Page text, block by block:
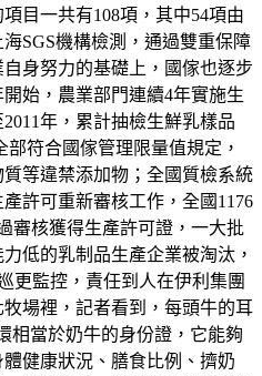
目一共有108項，其中54項由
SGS機構檢測，通過雙重保障
身努力的基礎上，國傢也逐步
始，農業部門連續4年實施生
年，累計抽檢生鮮乳樣品
符合國傢管理限量值規定，
等違禁添加物；全國質檢系統
許可重新審核工作，全國1176
審核獲得生產許可證，一大批
低的乳制品生產企業被淘汰，
更監控，責任到人在伊利集團
場裡，記者看到，每頭牛的耳
相當於奶牛的身份證，它能夠
健康狀況、膳食比例、擠奶